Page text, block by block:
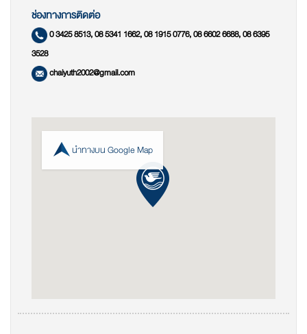
ช่องทางการติดต่อ
0 3425 8513, 08 5341 1662, 08 1915 0776, 08 6602 6688, 08 6395
3528
chaiyuth2002@gmail.com
นำทางบน Google Map